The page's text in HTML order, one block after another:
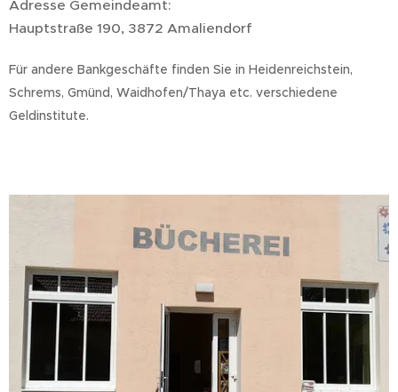
Adresse Gemeindeamt:
Hauptstraße 190, 3872 Amaliendorf
Für andere Bankgeschäfte finden Sie in Heidenreichstein,
Schrems, Gmünd, Waidhofen/Thaya etc. verschiedene
Geldinstitute.